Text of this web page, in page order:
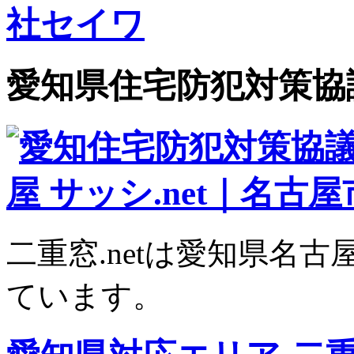
愛知県住宅防犯対策
二重窓.netは愛知県名古
ています。